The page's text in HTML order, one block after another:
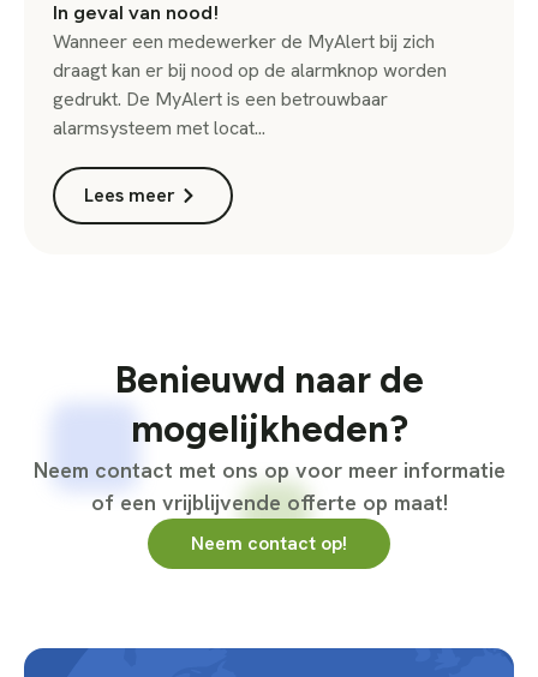
In geval van nood!
Wanneer een medewerker de MyAlert bij zich
draagt kan er bij nood op de alarmknop worden
gedrukt. De MyAlert is een betrouwbaar
alarmsysteem met locat...
Lees meer
Benieuwd naar de
mogelijkheden?
Neem contact met ons op voor meer informatie
of een vrijblijvende offerte op maat!
Neem contact op!